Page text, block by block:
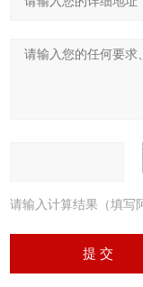
请输入计算结果（填写